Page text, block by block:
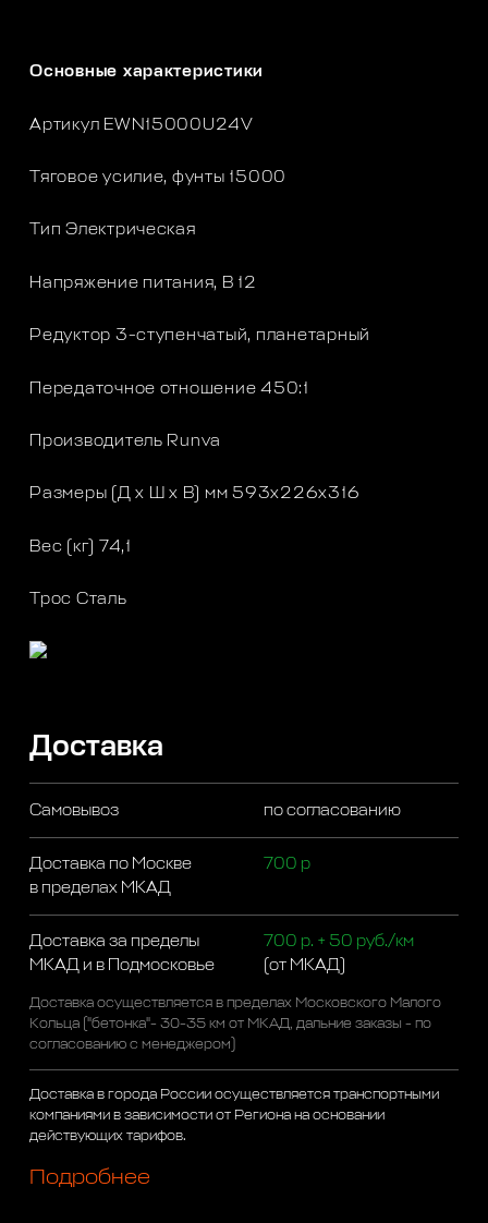
Основные характеристики
Артикул EWN15000U24V
Тяговое усилие, фунты 15000
Тип Электрическая
Напряжение питания, В 12
Редуктор 3-ступенчатый, планетарный
Передаточное отношение 450:1
Производитель Runva
Размеры (Д х Ш х В) мм 593x226x316
Вес (кг) 74,1
Трос Сталь
Доставка
Самовывоз по согласованию
Доставка по Москве
в пределах МКАД
700 р
Доставка за пределы
МКАД и в Подмосковье
700 р. + 50 руб./км
(от МКАД)
Доставка осуществляется в пределах Московского Малого
Кольца ("бетонка"- 30-35 км от МКАД, дальние заказы - по
согласованию с менеджером)
Доставка в города России осуществляется транспортными
компаниями в зависимости от Региона на основании
действующих тарифов.
Подробнее